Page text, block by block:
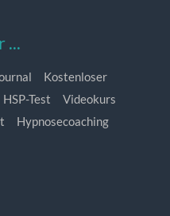
...
Kostenloser
HSP-Test
Videokurs
Hypnosecoaching